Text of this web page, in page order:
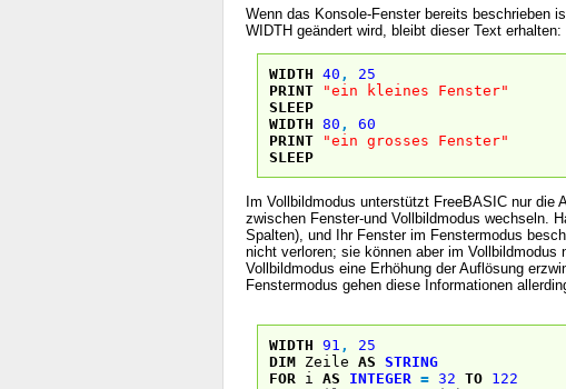
Wenn das Konsole-Fenster bereits beschrieben
WIDTH geändert wird, bleibt dieser Text erhalten:
WIDTH 40 ,
25
PRINT
"ein kleines Fenster"
SLEEP
WIDTH 80 ,
60
PRINT
"ein grosses Fenster"
SLEEP
Im Vollbildmodus unterstützt FreeBASIC nur die
zwischen Fenster-und Vollbildmodus wechseln.
Spalten), und Ihr Fenster im Fenstermodus
nicht verloren; sie können aber im
Vollbildmodus eine Erhöhung der Auflösung
Fenstermodus gehen diese Informationen
WIDTH 91 ,
25
DIM Zeile AS STRING
FOR i AS INTEGER = 32 TO 122